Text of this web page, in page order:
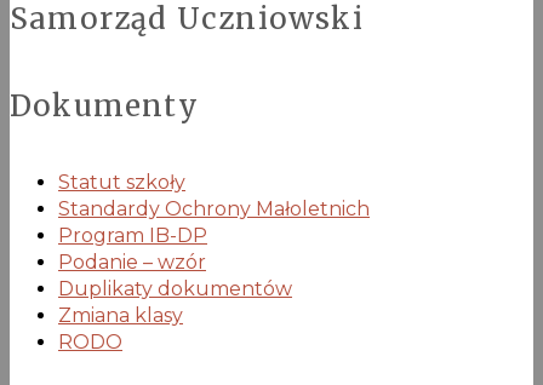
Samorząd Uczniowski
Dokumenty
Statut szkoły
Standardy Ochrony Małoletnich
Program IB-DP
Podanie – wzór
Duplikaty dokumentów
Zmiana klasy
RODO